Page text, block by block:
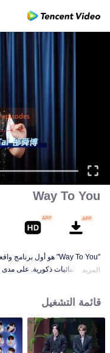
Way To You
يشكلون ثنائيات ذكورية. على
الأول حتى الوصول إلى الانسجام
بفرصة الظهور على المسرح
المزيد
قائمة التشغيل